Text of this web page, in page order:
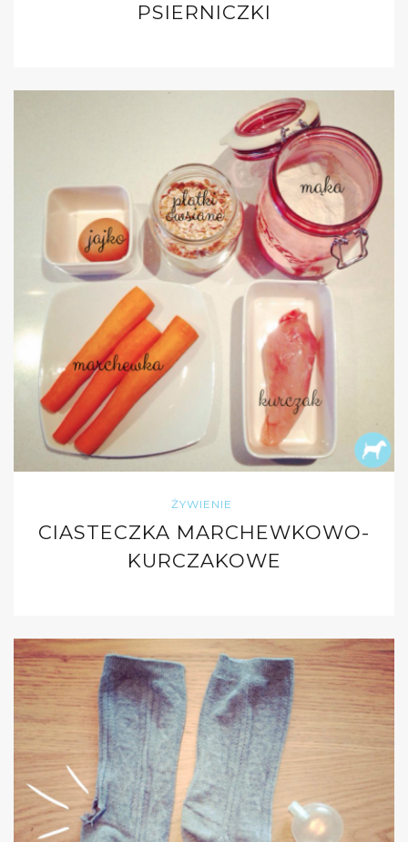
PSIERNICZKI
ŻYWIENIE
CIASTECZKA MARCHEWKOWO-
KURCZAKOWE